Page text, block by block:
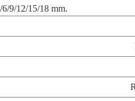
6/9/12/15/18 mm.